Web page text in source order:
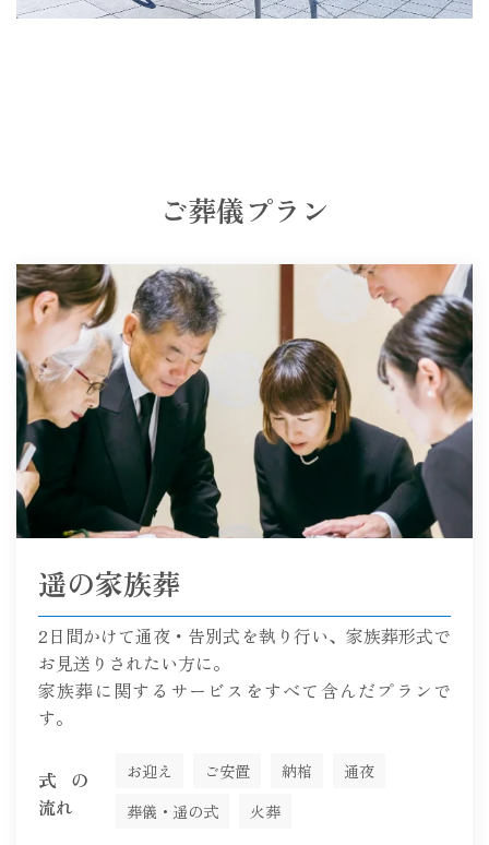
ご葬儀プラン
遥の家族葬
2日間かけて通夜・告別式を執り行い、家族葬形式で
お見送りされたい方に。
家族葬に関するサービスをすべて含んだプランで
す。
式の
流れ
お迎え ご安置 納棺
通夜
葬儀・遥の式
火葬